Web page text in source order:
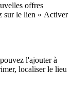
offres
sur le lien « Activer
l'ajouter à
localiser le lieu